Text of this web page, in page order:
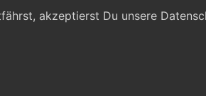
akzeptierst Du unsere